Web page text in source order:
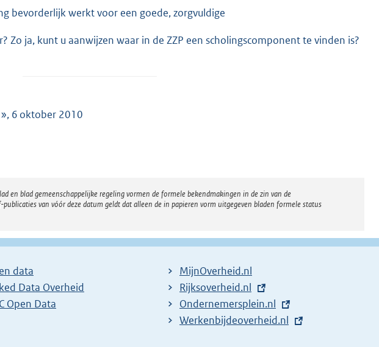
bevorderlijk werkt voor een goede, zorgvuldige
Zo ja, kunt u aanwijzen waar in de ZZP een scholingscomponent te vinden is?
6 oktober 2010
en blad gemeenschappelijke regeling vormen de formele bekendmakingen in de zin van de
van vóór deze datum geldt dat alleen de in papieren vorm uitgegeven bladen formele status
data
Data Overheid
Open Data
MijnOverheid.nl
E
x
t
Rijksoverheid.nl
E
x
Ondernemersplein.nl
E
Werkenbijdeoverheid.nl